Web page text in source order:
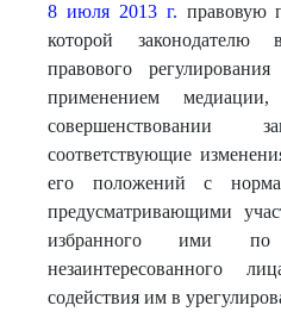
8 июля 2013 г. правовую
которой законодателю
правового
применением
совершенствовании
соответствующие
его положений с
предусматривающими
избранного ими по
незаинтересованного
содействия им в